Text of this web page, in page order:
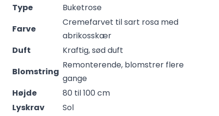
Type
Buketrose
Farve
Cremefarvet til sart rosa med
abrikosskær
Duft
Kraftig, sød duft
Blomstring
Remonterende, blomstrer flere
gange
Højde
80 til 100 cm
Lyskrav
Sol